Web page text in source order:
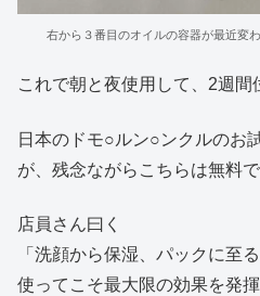
右から３番目のオイルの容器が最近変
これで朝と夜使用して、2週間
日本のドモ○ルン○ンクルのお
が、残念ながらこちらは無料
店員さん曰く
「洗顔から保湿、パックに至
使ってこそ最大限の効果を発